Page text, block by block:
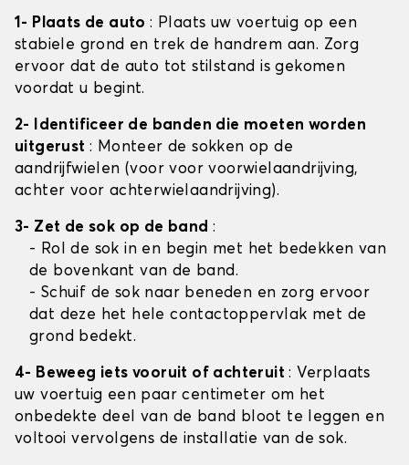
1- Plaats de auto: Plaats uw voertuig op een
stabiele grond en trek de handrem aan. Zorg
ervoor dat de auto tot stilstand is gekomen
voordat u begint.
2- Identificeer de banden die moeten worden
uitgerust: Monteer de sokken op de
aandrijfwielen (voor voor voorwielaandrijving,
achter voor achterwielaandrijving).
3- Zet de sok op de band :
- Rol de sok in en begin met het bedekken van
de bovenkant van de band.
- Schuif de sok naar beneden en zorg ervoor
dat deze het hele contactoppervlak met de
grond bedekt.
4- Beweeg iets vooruit of achteruit: Verplaats
uw voertuig een paar centimeter om het
onbedekte deel van de band bloot te leggen en
voltooi vervolgens de installatie van de sok.